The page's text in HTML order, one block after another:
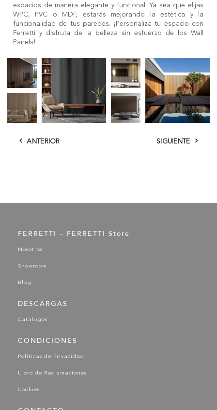
espacios de manera elegante y funcional. Ya sea que elijas
WPC, PVC o MDF, estarás mejorando la estética y la
funcionalidad de tus paredes. ¡Personaliza tu espacio con
Ferretti y disfruta de la belleza sin esfuerzo de los Wall
Panels!
ANTERIOR SIGUIENTE
FERRETTI – FERRETTI Store
Nosotros
Showroom
Blog
DESCARGAS
Catálogos
CONDICIONES
Políticas de Privacidad
Libro de Reclamaciones
Cookies